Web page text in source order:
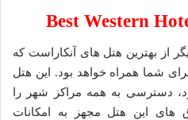
از بهترین هتل های آنکاراست که
شما همراه خواهد بود. این هتل
دسترسی به همه مراکز شهر را
های این هتل مجهز به امکانات